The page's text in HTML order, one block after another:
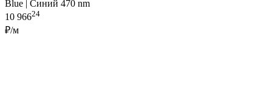
Blue | Синий 470 nm
10 96624
₽/м